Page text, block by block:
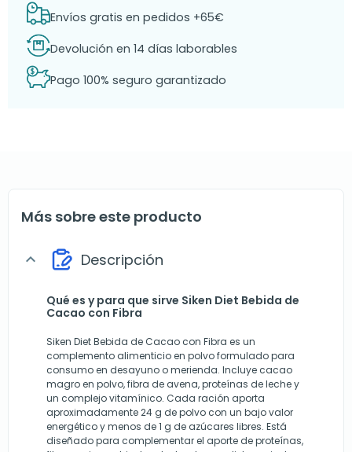
Envíos gratis en pedidos +65€
Devolución en 14 días laborables
Pago 100% seguro garantizado
Más sobre este producto
expand_more Descripción
Qué es y para que sirve Siken Diet Bebida de
Cacao con Fibra
Siken Diet Bebida de Cacao con Fibra es un
complemento alimenticio en polvo formulado para
consumo en desayuno o merienda. Incluye cacao
magro en polvo, fibra de avena, proteínas de leche y
un complejo vitamínico. Cada ración aporta
aproximadamente 24 g de polvo con un bajo valor
energético y menos de 1 g de azúcares libres. Está
diseñado para complementar el aporte de proteínas,